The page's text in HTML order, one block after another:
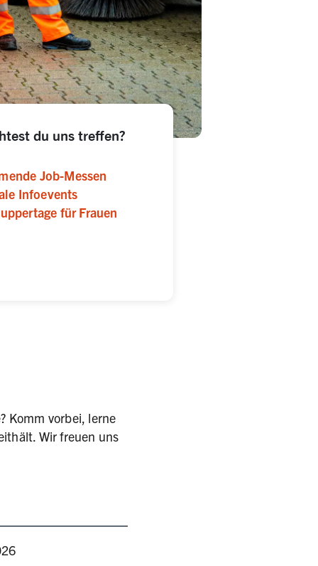
du uns treffen?
Job-Messen
Infoevents
für Frauen
Komm vorbei, lerne
Wir freuen uns